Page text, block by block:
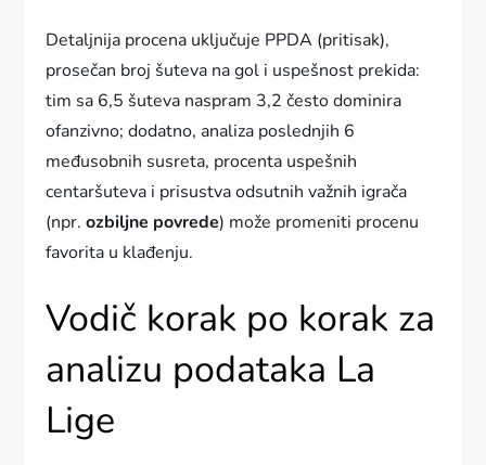
Detaljnija procena uključuje PPDA (pritisak),
prosečan broj šuteva na gol i uspešnost prekida:
tim sa 6,5 šuteva naspram 3,2 često dominira
ofanzivno; dodatno, analiza poslednjih 6
međusobnih susreta, procenta uspešnih
centaršuteva i prisustva odsutnih važnih igrača
(npr.ozbiljne povrede) može promeniti procenu
favorita u klađenju.
Vodič korak po korak za
analizu podataka La
Lige